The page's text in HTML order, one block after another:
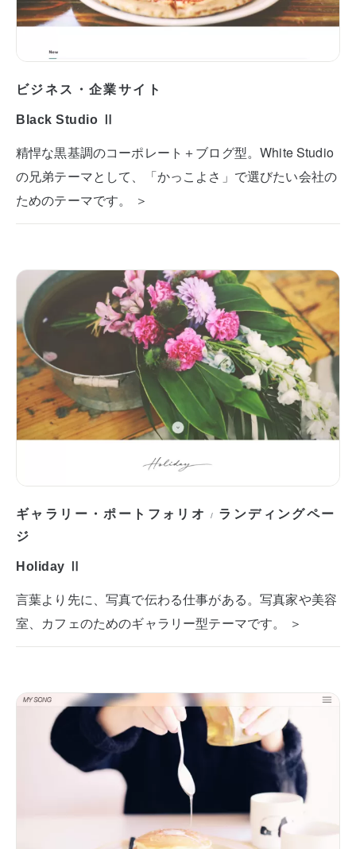
ビジネス・企業サイト
Black Studio Ⅱ
精悍な黒基調のコーポレート＋ブログ型。White Studio
の兄弟テーマとして、「かっこよさ」で選びたい会社の
ためのテーマです。 ＞
ギャラリー・ポートフォリオ / ランディングペー
ジ
Holiday Ⅱ
言葉より先に、写真で伝わる仕事がある。写真家や美容
室、カフェのためのギャラリー型テーマです。 ＞